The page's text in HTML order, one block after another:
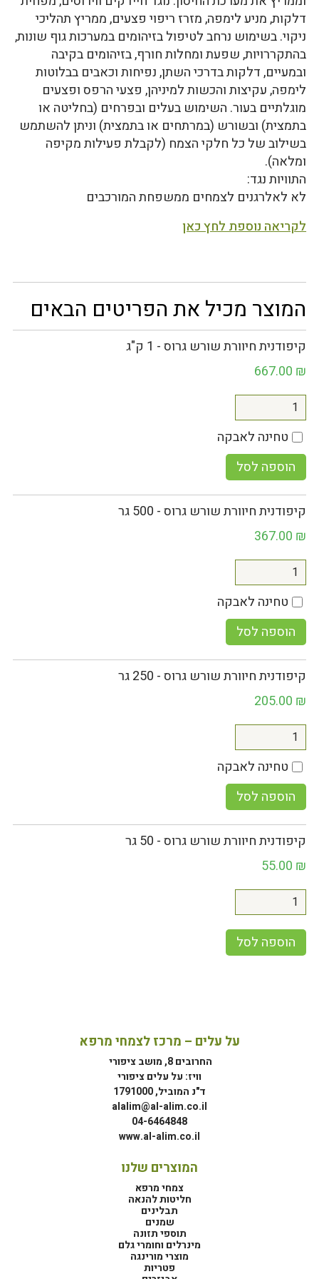
דלקות, מניע לימפה, מזרז ריפוי פצעים, ממריץ תהליכי
ניקוי. בשימוש נרחב לטיפול בזיהומים במערכות גוף שונות,
בהתקררויות, שפעת ומחלות חורף, בזיהומים בקיבה
ובמעיים, דלקות בדרכי השתן, נפיחות וכאבים בבלוטות
לימפה, עקיצות והכשות למיניהן, פצעי הרפס ופצעים
מוגלתיים בעור. השימוש בעלים ובפרחים (בחליטה או
בתמצית) ובשורש (במרתחים או בתמצית) וניתן להשתמש
בשילוב של כל חלקי הצמח (לקבלת פעילות מקיפה
ומלאה).
התוויות נגד:
לא לאלרגנים לצמחים ממשפחת המורכבים
לקריאה נוספת לחץ כאן
המוצר מכיל את הפריטים הבאים
קיפודנית חיוורת שורש גרוס - 1 ק"ג
667.00 ₪
טחינה לאבקה
הוספה לסל
קיפודנית חיוורת שורש גרוס - 500 גר
367.00 ₪
טחינה לאבקה
הוספה לסל
קיפודנית חיוורת שורש גרוס - 250 גר
205.00 ₪
טחינה לאבקה
הוספה לסל
קיפודנית חיוורת שורש גרוס - 50 גר
55.00 ₪
הוספה לסל
על עלים – מרכז לצמחי מרפא
החרובים 8, מושב ציפורי
וויז: על עלים ציפורי
ד"נ המוביל, 1791000
alalim@al-alim.co.il
04-6464848
www.al-alim.co.il
המוצרים שלנו
צמחי מרפא
חליטות להנאה
תבלינים
שמנים
תוספי תזונה
מינרלים וחומרי גלם
מוצרי מורינגה
פטריות